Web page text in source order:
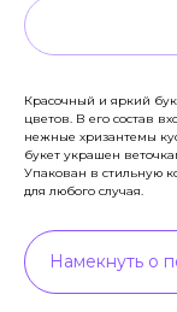
Красочный и яркий
цветов. В его состав
нежные хризантемы
букет украшен
Упакован в стильную
для любого случая.
Намекнуть о